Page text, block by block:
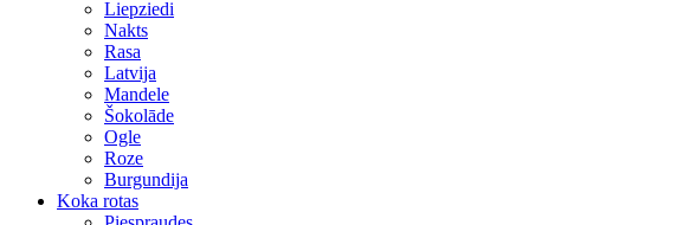
Rudzupuķe
Piparmētra
Debesmanna
Liepziedi
Nakts
Rasa
Latvija
Mandele
Šokolāde
Ogle